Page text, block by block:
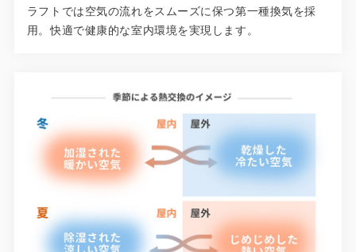
ラフトでは空気の流れをスムーズに保つ第一種換気を採
用。快適で健康的な室内環境を実現します。